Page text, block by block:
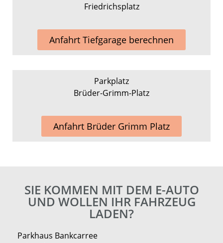
Friedrichsplatz
Anfahrt Tiefgarage berechnen
Parkplatz
Brüder-Grimm-Platz
Anfahrt Brüder Grimm Platz
SIE KOMMEN MIT DEM E-AUTO
UND WOLLEN IHR FAHRZEUG
LADEN?
Parkhaus Bankcarree